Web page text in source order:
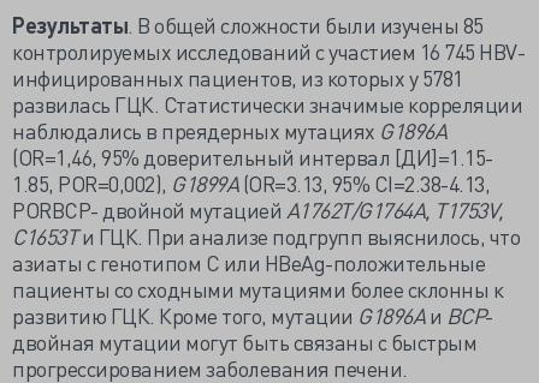
Результаты . В общей сложности были изучены 85
контролируемых исследований с участием 16 745 HBV-
инфицированных пациентов, из которых у 5781
развилась ГЦК. Статистически значимые корреляции
наблюдались в преядерных мутациях G1896A
(OR=1,46, 95% доверительный интервал [ДИ]=1.15-
1.85, POR=0,002), G1899A(OR=3.13, 95% CI=2.38-4.13,
PORВСР- двойной мутацией A1762T/G1764A, T1753V,
C1653Tи ГЦК. При анализе подгрупп выяснилось, что
азиаты с генотипом C или HBeAg-положительные
пациенты со сходными мутациями более склонны к
развитию ГЦК. Кроме того, мутации G1896Aи BCP-
двойная мутации могут быть связаны с быстрым
прогрессированием заболевания печени.